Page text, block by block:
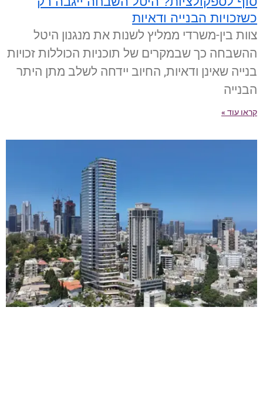
כשזכויות הבנייה ודאיות
צוות בין-משרדי ממליץ לשנות את מנגנון היטל
ההשבחה כך שבמקרים של תוכניות הכוללות זכויות
בנייה שאינן ודאיות, החיוב יידחה לשלב מתן היתר
הבנייה
קראו עוד »